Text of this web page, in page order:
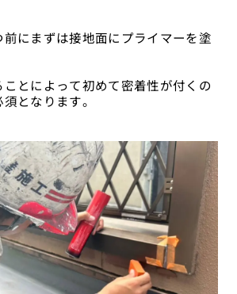
前にまずは接地面にプライマーを塗
とによって初めて密着性が付くの
となります。